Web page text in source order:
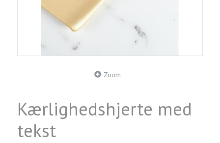
Zoom
Kærlighedshjerte med
tekst